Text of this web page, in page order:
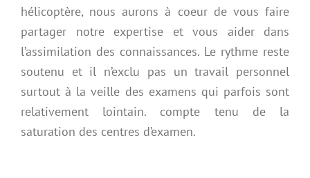
hélicoptère, nous aurons à coeur de vous faire
partager notre expertise et vous aider dans
l’assimilation des connaissances. Le rythme reste
soutenu et il n’exclu pas un travail personnel
surtout à la veille des examens qui parfois sont
relativement lointain. compte tenu de la
saturation des centres d’examen.